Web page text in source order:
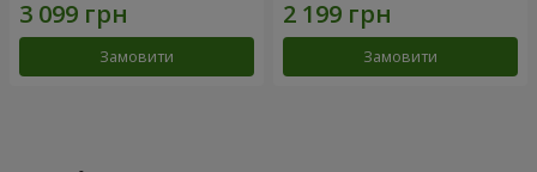
Замовити Замовити